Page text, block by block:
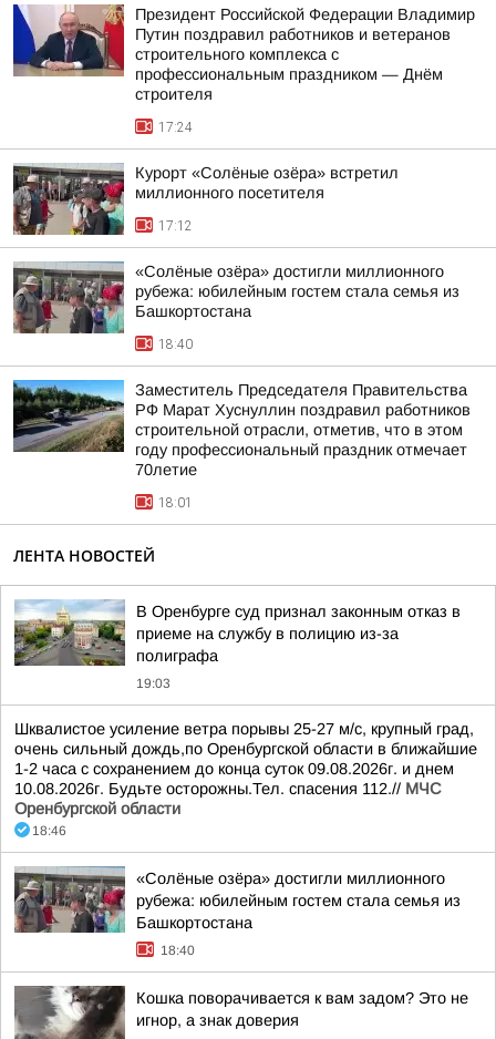
Президент Российской Федерации Владимир
Путин поздравил работников и ветеранов
строительного комплекса с
профессиональным праздником — Днём
строителя
17:24
Курорт «Солёные озёра» встретил
миллионного посетителя
17:12
«Солёные озёра» достигли миллионного
рубежа: юбилейным гостем стала семья из
Башкортостана
18:40
Заместитель Председателя Правительства
РФ Марат Хуснуллин поздравил работников
строительной отрасли, отметив, что в этом
году профессиональный праздник отмечает
70летие
18:01
ЛЕНТА НОВОСТЕЙ
В Оренбурге суд признал законным отказ в
приеме на службу в полицию из-за
полиграфа
19:03
Шквалистое усиление ветра порывы 25-27 м/с, крупный град,
очень сильный дождь,по Оренбургской области в ближайшие
1-2 часа с сохранением до конца суток 09.08.2026г. и днем
10.08.2026г. Будьте осторожны.Тел. спасения 112.// МЧС
Оренбургской области
18:46
«Солёные озёра» достигли миллионного
рубежа: юбилейным гостем стала семья из
Башкортостана
18:40
Кошка поворачивается к вам задом? Это не
игнор, а знак доверия